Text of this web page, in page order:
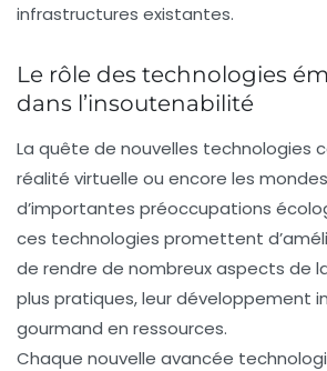
infrastructures existantes.
Le rôle des technologies
dans l’insoutenabilité
La quête de nouvelles technologies
réalité virtuelle ou encore les
d’importantes préoccupations
ces technologies promettent
de rendre de nombreux aspects de
plus pratiques, leur développement
gourmand en ressources.
Chaque nouvelle avancée